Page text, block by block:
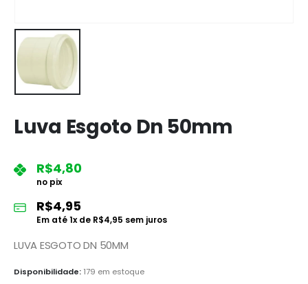
Luva Esgoto Dn 50mm
R$4,80
no pix
R$4,95
Em até1x de R$4,95 sem juros
LUVA ESGOTO DN 50MM
Disponibilidade: 179 em estoque